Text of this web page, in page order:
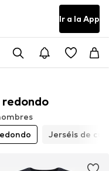
Ir a la App
Jerséis de